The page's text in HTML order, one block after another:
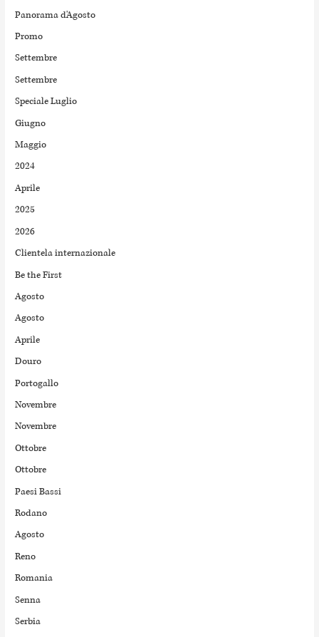
Panorama d'Agosto
Promo
Settembre
Settembre
Speciale Luglio
Giugno
Maggio
2024
Aprile
2025
2026
Clientela internazionale
Be the First
Agosto
Agosto
Aprile
Douro
Portogallo
Novembre
Novembre
Ottobre
Ottobre
Paesi Bassi
Rodano
Agosto
Reno
Romania
Senna
Serbia